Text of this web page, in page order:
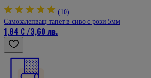
(10)
Самозалепващ тапет в сиво с рози 5мм
1,84 €/3,60 лв.